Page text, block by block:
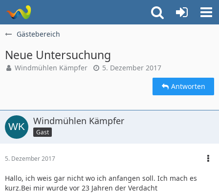
Gästebereich
Neue Untersuchung
Windmühlen Kämpfer
5. Dezember 2017
Antworten
Windmühlen Kämpfer
Gast
5. Dezember 2017
Hallo, ich weis gar nicht wo ich anfangen soll. Ich mach es
kurz.Bei mir wurde vor 23 Jahren der Verdacht